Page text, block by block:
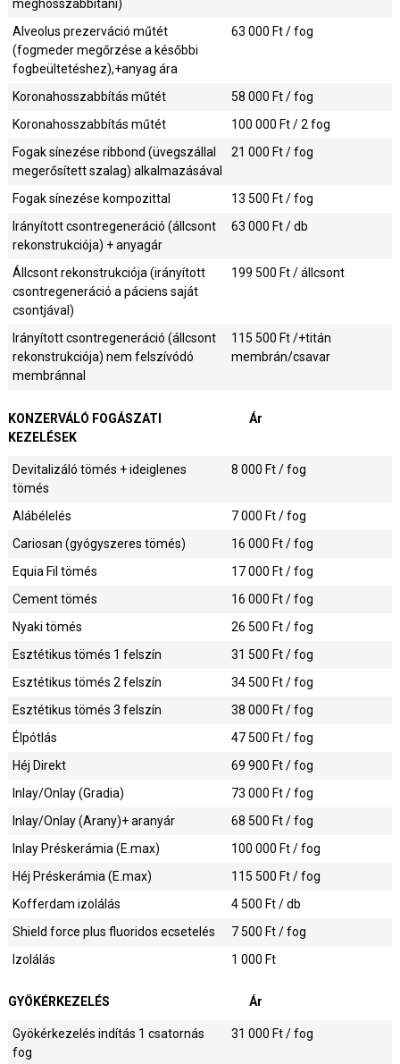
meghosszabbítani)
63 000 Ft / fog
Alveolus prezerváció műtét
(fogmeder megőrzése a későbbi
fogbeültetéshez),+anyag ára
58 000 Ft / fog
Koronahosszabbítás műtét
100 000 Ft / 2 fog
Koronahosszabbítás műtét
21 000 Ft / fog
Fogak sínezése ribbond (üvegszállal
megerősített szalag) alkalmazásával
13 500 Ft / fog
Fogak sínezése kompozittal
63 000 Ft / db
Irányított csontregeneráció (állcsont
rekonstrukciója) + anyagár
199 500 Ft / állcsont
Állcsont rekonstrukciója (irányított
csontregeneráció a páciens saját
csontjával)
115 500 Ft /+titán
membrán/csavar
Irányított csontregeneráció (állcsont
rekonstrukciója) nem felszívódó
membránnal
KONZERVÁLÓ FOGÁSZATI
KEZELÉSEK
Ár
8 000Ft / fog
Devitalizáló tömés + ideiglenes
tömés
7 000Ft / fog
Alábélelés
16 000Ft / fog
Cariosan (gyógyszeres tömés)
17 000Ft / fog
Equia Fil tömés
16 000Ft / fog
Cement tömés
26 500Ft / fog
Nyaki tömés
31 500Ft / fog
Esztétikus tömés 1 felszín
34 500Ft / fog
Esztétikus tömés 2 felszín
38 000Ft / fog
Esztétikus tömés 3 felszín
47 500Ft / fog
Élpótlás
69 900Ft / fog
Héj Direkt
73 000Ft / fog
Inlay/Onlay (Gradia)
68 500Ft / fog
Inlay/Onlay (Arany)+ aranyár
100 000Ft / fog
Inlay Préskerámia (E.max)
115 500Ft / fog
Héj Préskerámia (E.max)
4 500Ft / db
Kofferdam izolálás
7 500Ft / fog
Shield force plus fluoridos ecsetelés
1 000Ft
Izolálás
GYÖKÉRKEZELÉS Ár
31 000 Ft / fog
Gyökérkezelés indítás 1 csatornás
fog